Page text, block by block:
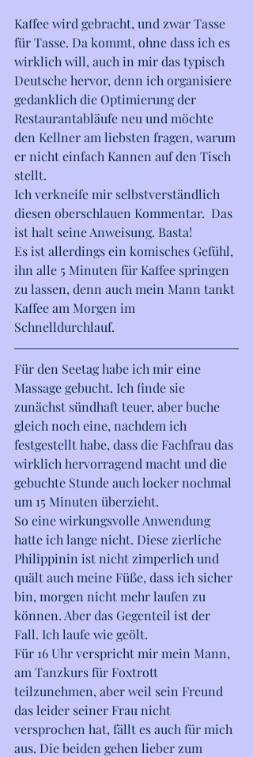
Kaffee wird gebracht, und zwar Tasse
für Tasse. Da kommt, ohne dass ich es
wirklich will, auch in mir das typisch
Deutsche hervor, denn ich organisiere
gedanklich die Optimierung der
Restaurantabläufe neu und möchte
den Kellner am liebsten fragen, warum
er nicht einfach Kannen auf den Tisch
stellt.
Ich verkneife mir selbstverständlich
diesen oberschlauen Kommentar.  Das
ist halt seine Anweisung. Basta!
Es ist allerdings ein komisches Gefühl,
ihn alle 5 Minuten für Kaffee springen
zu lassen, denn auch mein Mann tankt
Kaffee am Morgen im
Schnelldurchlauf.
Für den Seetag habe ich mir eine
Massage gebucht. Ich finde sie
zunächst sündhaft teuer, aber buche
gleich noch eine, nachdem ich
festgestellt habe, dass die Fachfrau das
wirklich hervorragend macht und die
gebuchte Stunde auch locker nochmal
um 15 Minuten überzieht.
So eine wirkungsvolle Anwendung
hatte ich lange nicht. Diese zierliche
Philippinin ist nicht zimperlich und
quält auch meine Füße, dass ich sicher
bin, morgen nicht mehr laufen zu
können. Aber das Gegenteil ist der
Fall. Ich laufe wie geölt.
Für 16 Uhr verspricht mir mein Mann,
am Tanzkurs für Foxtrott
teilzunehmen, aber weil sein Freund
das leider seiner Frau nicht
versprochen hat, fällt es auch für mich
aus. Die beiden gehen lieber zum